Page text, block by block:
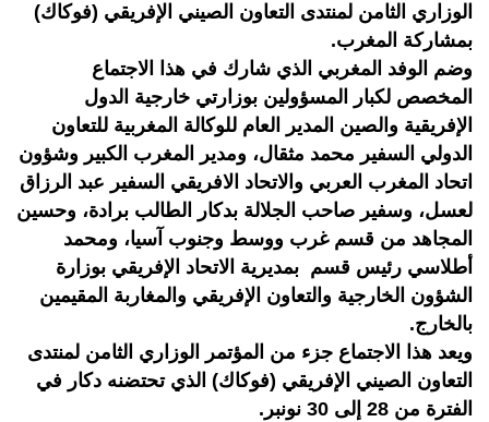
الوزاري الثامن لمنتدى التعاون الصيني الإفريقي (فوكاك)
بمشاركة المغرب.
وضم الوفد المغربي الذي شارك في هذا الاجتماع
المخصص لكبار المسؤولين بوزارتي خارجية الدول
الإفريقية والصين المدير العام للوكالة المغربية للتعاون
الدولي السفير محمد مثقال، ومدير المغرب الكبير وشؤون
اتحاد المغرب العربي والاتحاد الافريقي السفير عبد الرزاق
لعسل، وسفير صاحب الجلالة بدكار الطالب برادة، وحسين
المجاهد من قسم غرب ووسط وجنوب آسيا، ومحمد
أطلاسي رئيس قسم بمديرية الاتحاد الإفريقي بوزارة
الشؤون الخارجية والتعاون الإفريقي والمغاربة المقيمين
بالخارج.
ويعد هذا الاجتماع جزء من المؤتمر الوزاري الثامن لمنتدى
التعاون الصيني الإفريقي (فوكاك) الذي تحتضنه دكار في
الفترة من 28 إلى 30 نونبر.